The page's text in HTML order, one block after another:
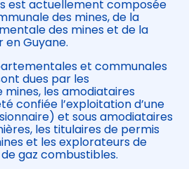
est actuellement composée
des mines, de la
des mines et de la
en Guyane.
et communales
dues par les
mines, les amodiataires
confiée l’exploitation d’une
et sous amodiataires
les titulaires de permis
et les explorateurs de
gaz combustibles.